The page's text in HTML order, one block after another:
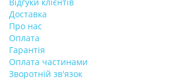
Доставка
Про нас
Оплата
Гарантія
Оплата частинами
Зворотній зв'язок